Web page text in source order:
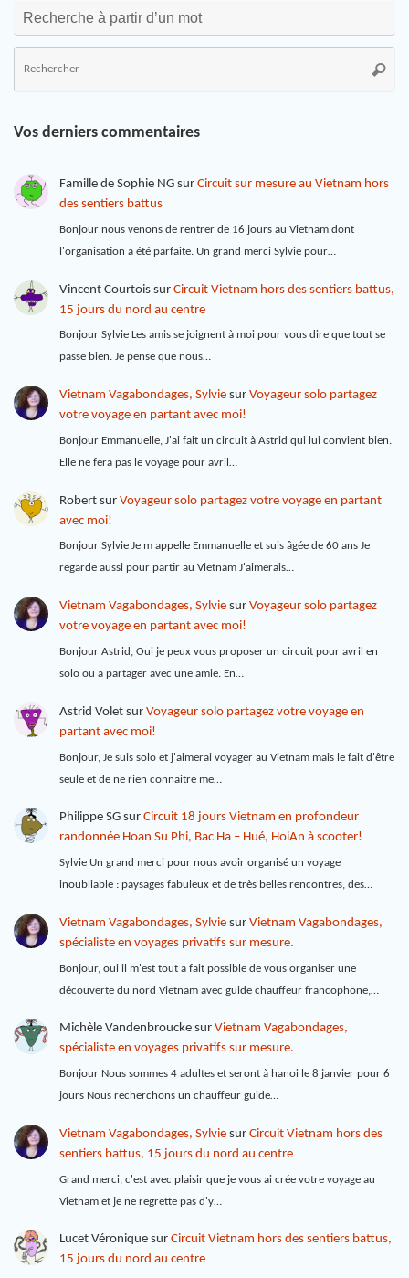
Recherche à partir d’un mot
Vos derniers commentaires
Famille de Sophie NGsur Circuit sur mesure au Vietnam hors
des sentiers battus
Bonjour nous venons de rentrer de 16 jours au Vietnam dont
l'organisation a été parfaite. Un grand merci Sylvie pour…
Vincent Courtoissur Circuit Vietnam hors des sentiers battus,
15 jours du nord au centre
Bonjour Sylvie Les amis se joignent à moi pour vous dire que tout se
passe bien. Je pense que nous…
Vietnam Vagabondages, Sylviesur Voyageur solo partagez
votre voyage en partant avec moi!
Bonjour Emmanuelle, J'ai fait un circuit à Astrid qui lui convient bien.
Elle ne fera pas le voyage pour avril…
Robertsur Voyageur solo partagez votre voyage en partant
avec moi!
Bonjour Sylvie Je m appelle Emmanuelle et suis âgée de 60 ans Je
regarde aussi pour partir au Vietnam J'aimerais…
Vietnam Vagabondages, Sylviesur Voyageur solo partagez
votre voyage en partant avec moi!
Bonjour Astrid, Oui je peux vous proposer un circuit pour avril en
solo ou a partager avec une amie. En…
Astrid Voletsur Voyageur solo partagez votre voyage en
partant avec moi!
Bonjour, Je suis solo et j'aimerai voyager au Vietnam mais le fait d'être
seule et de ne rien connaitre me…
Philippe SGsur Circuit 18 jours Vietnam en profondeur
randonnée Hoan Su Phi, Bac Ha – Hué, HoiAn à scooter!
Sylvie Un grand merci pour nous avoir organisé un voyage
inoubliable : paysages fabuleux et de très belles rencontres, des…
Vietnam Vagabondages, Sylviesur Vietnam Vagabondages,
spécialiste en voyages privatifs sur mesure.
Bonjour, oui il m'est tout a fait possible de vous organiser une
découverte du nord Vietnam avec guide chauffeur francophone,…
Michèle Vandenbrouckesur Vietnam Vagabondages,
spécialiste en voyages privatifs sur mesure.
Bonjour Nous sommes 4 adultes et seront à hanoi le 8 janvier pour 6
jours Nous recherchons un chauffeur guide…
Vietnam Vagabondages, Sylviesur Circuit Vietnam hors des
sentiers battus, 15 jours du nord au centre
Grand merci, c'est avec plaisir que je vous ai crée votre voyage au
Vietnam et je ne regrette pas d'y…
Lucet Véroniquesur Circuit Vietnam hors des sentiers battus,
15 jours du nord au centre